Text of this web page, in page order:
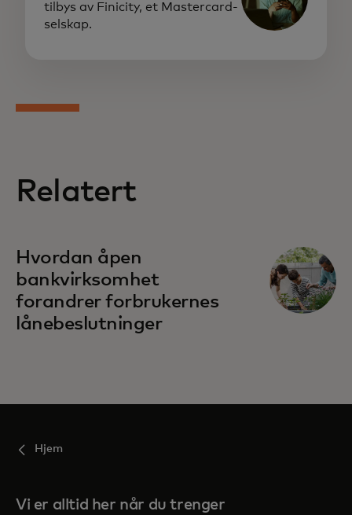
tilbys av Finicity, et Mastercard-
selskap.
Relatert
Hvordan åpen
bankvirksomhet
forandrer forbrukernes
lånebeslutninger
opens in a new tab
Hjem
Vi er alltid her når du trenger